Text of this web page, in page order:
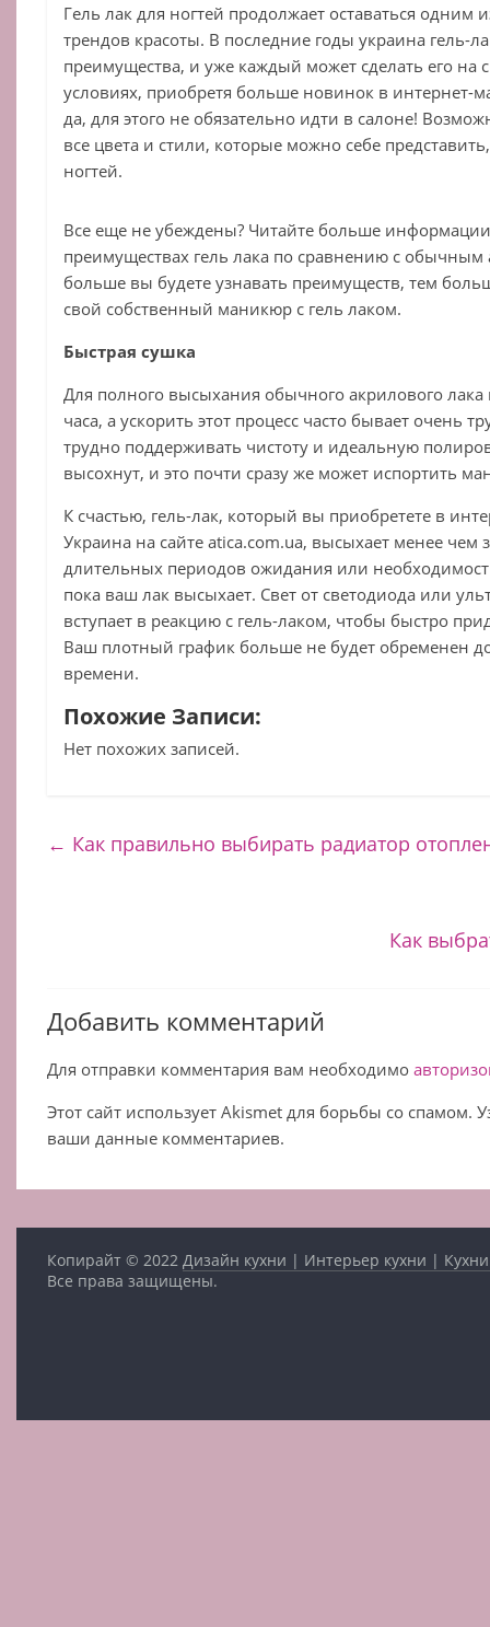
Гель лак для ногтей продолжает оставаться одним
трендов красоты. В последние годы украина гель-
преимущества, и уже каждый может сделать его на
условиях, приобретя больше новинок в интернет-
да, для этого не обязательно идти в салоне!
все цвета и стили, которые можно себе
ногтей.
Все еще не убеждены? Читайте больше
преимуществах гель лака по сравнению с
больше вы будете узнавать преимуществ, тем
свой собственный маникюр с гель лаком.
Быстрая сушка
Для полного высыхания обычного акрилового лака
часа, а ускорить этот процесс часто бывает очень
трудно поддерживать чистоту и идеальную
высохнут, и это почти сразу же может испортить
К счастью, гель-лак, который вы приобретете в
Украина на сайте atica.com.ua, высыхает менее чем
длительных периодов ожидания или
пока ваш лак высыхает. Свет от светодиода или
вступает в реакцию с гель-лаком, чтобы быстро
Ваш плотный график больше не будет обременен
времени.
Похожие Записи:
Нет похожих записей.
← Как правильно выбирать радиатор
Как
Добавить комментарий
Для отправки комментария вам необходимо
Этот сайт использует Akismet для борьбы со спамом.
ваши данные комментариев.
Копирайт © 2022Дизайн кухни | Интерьер кухни |
Все права защищены.